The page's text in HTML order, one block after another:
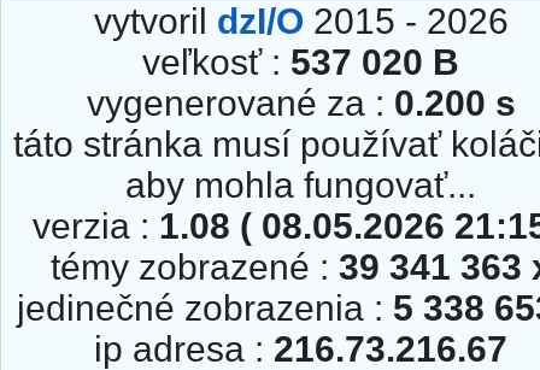
vytvoril dzI/O 2015 - 2026
veľkosť : 537 020 B
vygenerované za : 0.200 s
táto stránka musí používať
aby mohla fungovať...
verzia : 1.08 ( 08.05.2026
témy zobrazené : 39 341 363
jedinečné zobrazenia : 5 338
ip adresa : 216.73.216.67